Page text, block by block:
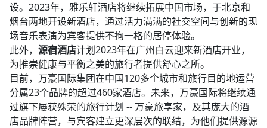
设。2023年，雅乐轩酒店将继续拓展中国市场，于北京和
烟台两地开设新酒店，通过活力满满的社交空间与创新的现
场音乐表演为宾客提供不拘一格的居停体验。​
此外， 源宿酒店计划2023年在广州白云迎来新酒店开业，
为推崇健康与平衡之美的旅行者提供舒心之所。​
目前，万豪国际集团在中国120多个城市和旅行目的地运营
分属23个品牌的超过460家酒店。未来，万豪国际将继续通
过旗下屡获殊荣的旅行计划 -- 万豪旅享家，及其庞大的酒
店品牌阵营，与宾客建立更深层次的联结，为他们提供源源